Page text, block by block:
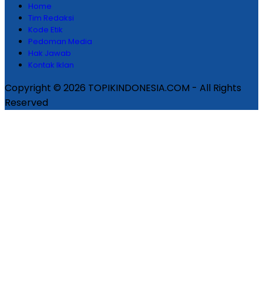
Home
Tim Redaksi
Kode Etik
Pedoman Media
Hak Jawab
Kontak Iklan
Copyright © 2026 TOPIKINDONESIA.COM - All Rights
Reserved